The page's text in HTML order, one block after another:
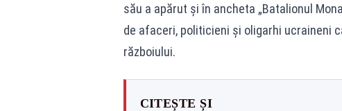
său a apărut și în ancheta „Batalionul
de afaceri, politicieni și oligarhi ucraineni
războiului.
CITEȘTE ȘI